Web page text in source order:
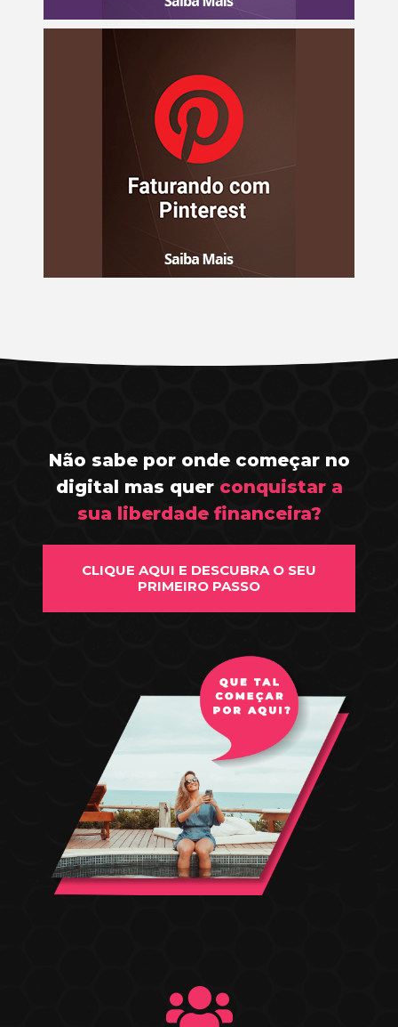
Que tal conhecer um mundo de oportunidades em uma
só tela? O passo a passo para você começar a trabalhar
no digital e faturar com o Pinterest.
Saiba mais
Não sabe por onde começar no
digital mas quer conquistar a
sua liberdade financeira?
CLIQUE AQUI E DESCUBRA O SEU
PRIMEIRO PASSO